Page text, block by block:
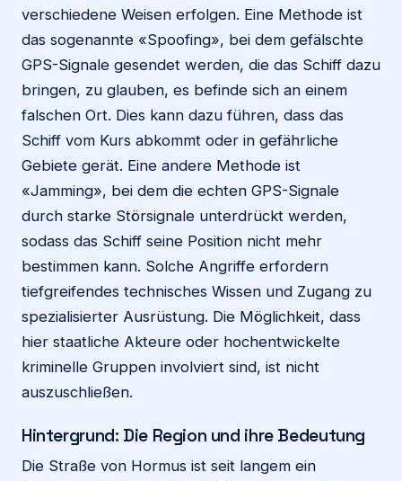
verschiedene Weisen erfolgen. Eine Methode ist
das sogenannte «Spoofing», bei dem gefälschte
GPS-Signale gesendet werden, die das Schiff dazu
bringen, zu glauben, es befinde sich an einem
falschen Ort. Dies kann dazu führen, dass das
Schiff vom Kurs abkommt oder in gefährliche
Gebiete gerät. Eine andere Methode ist
«Jamming», bei dem die echten GPS-Signale
durch starke Störsignale unterdrückt werden,
sodass das Schiff seine Position nicht mehr
bestimmen kann. Solche Angriffe erfordern
tiefgreifendes technisches Wissen und Zugang zu
spezialisierter Ausrüstung. Die Möglichkeit, dass
hier staatliche Akteure oder hochentwickelte
kriminelle Gruppen involviert sind, ist nicht
auszuschließen.
Hintergrund: Die Region und ihre Bedeutung
Die Straße von Hormus ist seit langem ein